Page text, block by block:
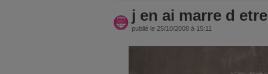
j en ai marre d
publié le 25/10/2008 à 15:11